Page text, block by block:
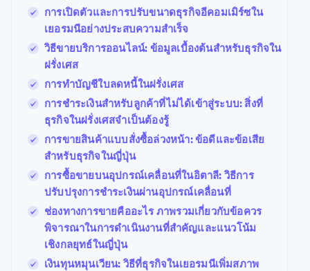
การเปิดตัวและการปรับขนาดธุรกิจอีคอมเมิร์ซใน
เยอรมนีอย่างประสบความสำเร็จ
วิธีขายบริการออนไลน์: ข้อมูลเบื้องต้นสำหรับธุรกิจใน
ฝรั่งเศส
การทำบัญชีใบลดหนี้ในฝรั่งเศส
การชำระเงินสำหรับลูกค้าที่ไม่ได้เข้าสู่ระบบ: สิ่งที่
ธุรกิจในฝรั่งเศสจำเป็นต้องรู้
การขายสินค้าแบบสั่งซื้อล่วงหน้า: ข้อดีและข้อเสีย
สำหรับธุรกิจในญี่ปุ่น
การซื้อขายบนอุปกรณ์เคลื่อนที่ในอิตาลี: วิธีการ
ปรับปรุงการชำระเงินผ่านอุปกรณ์เคลื่อนที่
ช่องทางการขายคืออะไร ภาพรวมเกี่ยวกับข้อควร
พิจารณาในการดำเนินงานที่สำคัญและแนวโน้ม
เชิงกลยุทธ์ในญี่ปุ่น
เงินทุนหมุนเวียน: วิธีที่ธุรกิจในเยอรมนีเพิ่มสภาพ